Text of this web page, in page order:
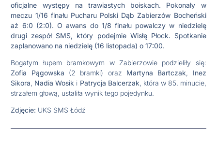
oficjalne występy na trawiastych boiskach. Pokonały w
meczu 1/16 finału Pucharu Polski Dąb Zabierzów Bocheński
aż 6:0 (2:0). O awans do 1/8 finału powalczy w niedzielę
drugi zespół SMS, który podejmie Wisłę Płock. Spotkanie
zaplanowano na niedzielę (16 listopada) o 17:00.
Bogatym łupem bramkowym w Zabierzowie podzieliły się:
Zofia Pągowska (2 bramki) oraz Martyna Bartczak, Inez
Sikora, Nadia Wosik i Patrycja Balcerzak, która w 85. minucie,
strzałem głową, ustaliła wynik tego pojedynku.
Zdjęcie: UKS SMS Łódź